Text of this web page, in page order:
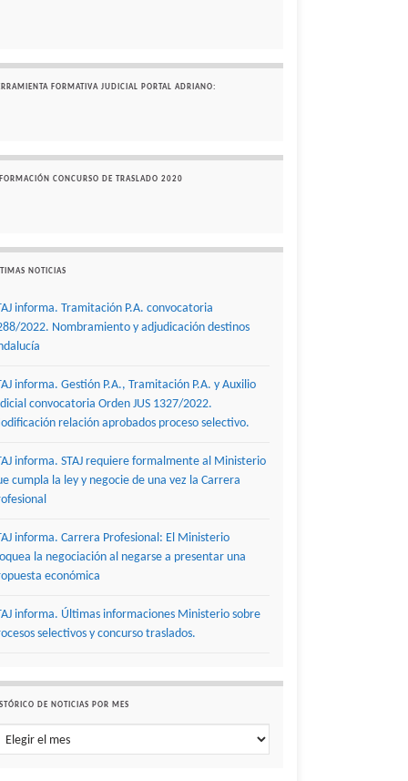
FORMATIVA JUDICIAL PORTAL ADRIANO:
CONCURSO DE TRASLADO 2020
NOTICIAS
informa. Tramitación P.A. convocatoria
2022. Nombramiento y adjudicación destinos
informa. Gestión P.A., Tramitación P.A. y Auxilio
convocatoria Orden JUS 1327/2022.
relación aprobados proceso selectivo.
informa. STAJ requiere formalmente al Ministerio
cumpla la ley y negocie de una vez la Carrera
informa. Carrera Profesional: El Ministerio
la negociación al negarse a presentar una
económica
informa. Últimas informaciones Ministerio sobre
selectivos y concurso traslados.
DE NOTICIAS POR MES
de noticias por mes